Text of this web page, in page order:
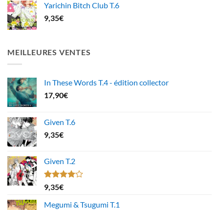
Yarichin Bitch Club T.6
9,35€
MEILLEURES VENTES
In These Words T.4 - édition collector
17,90€
Given T.6
9,35€
Given T.2
Note
4.00
5
9,35€
Megumi & Tsugumi T.1